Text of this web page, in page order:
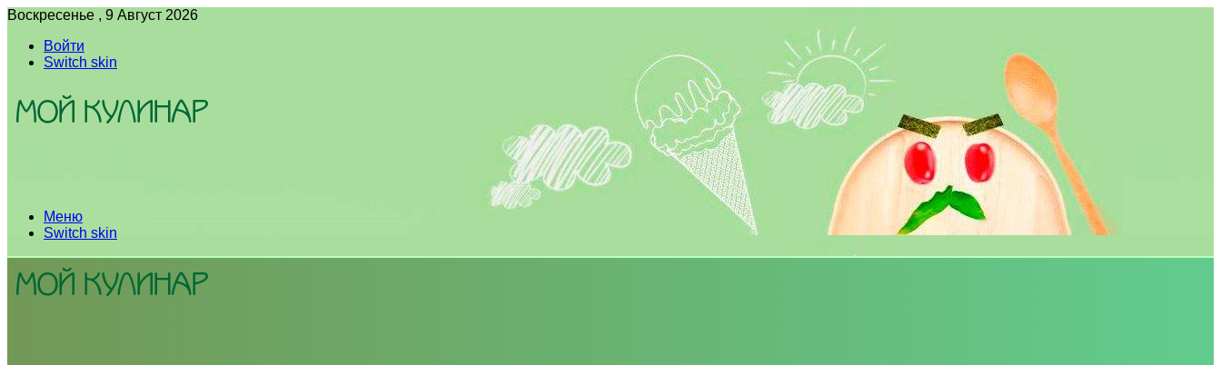
Воскресенье , 9 Август 2026
Войти
Switch skin
Меню
Switch skin